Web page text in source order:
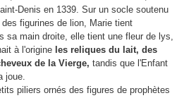
Denis en 1339. Sur un socle soutenu
figurines de lion, Marie tient
sa main droite, elle tient une fleur de lys,
à l'origine les reliques du lait, des
de la Vierge, tandis que l'Enfant
joue.
piliers ornés des figures de prophètes